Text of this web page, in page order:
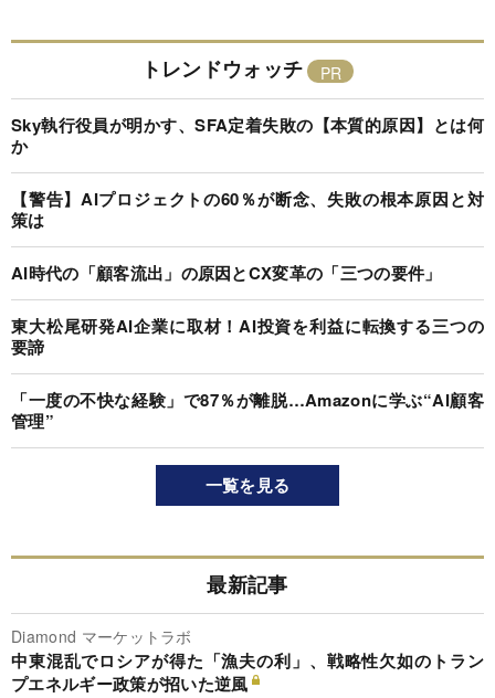
トレンドウォッチ
Sky執行役員が明かす、SFA定着失敗の【本質的原因】とは何
か
【警告】AIプロジェクトの60％が断念、失敗の根本原因と対
策は
AI時代の「顧客流出」の原因とCX変革の「三つの要件」
東大松尾研発AI企業に取材！AI投資を利益に転換する三つの
要諦
「一度の不快な経験」で87％が離脱…Amazonに学ぶ“AI顧客
管理”
一覧を見る
最新記事
Diamond マーケットラボ
中東混乱でロシアが得た「漁夫の利」、戦略性欠如のトラン
プエネルギー政策が招いた逆風